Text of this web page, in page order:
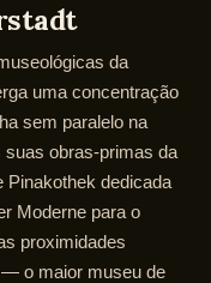
da
uma concentração
sem paralelo na
suas obras-primas da
Pinakothek dedicada
Moderne para o
proximidades
— o maior museu de